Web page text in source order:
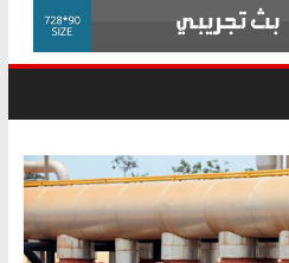
لمدينة الصحفيين.. وانتهاء أعمال
الإداري
لحقوق الإنسان يعلن
الدكتور محمد زهران.. ويؤكد:
وضمانات المحاكمة العادلة